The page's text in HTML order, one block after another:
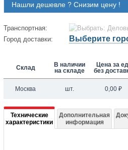
Нашли дешевле ? Снизим цену !
Транспортная:
Город доставки:
Выберите
Склад
В наличии
на складе
Цена за
без
Москва шт. 0,00 ₽
Подробная
информация
Технические
характеристики
Дополнительная
информация